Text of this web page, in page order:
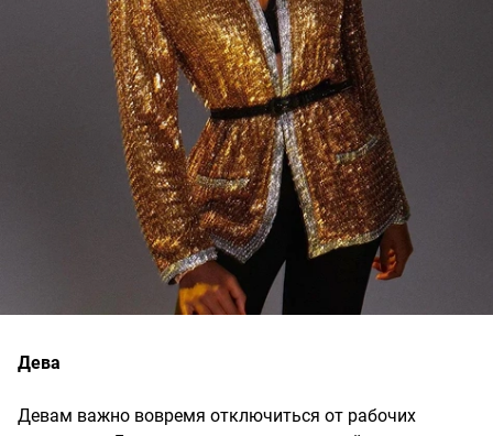
Дева
Девам важно вовремя отключиться от рабочих